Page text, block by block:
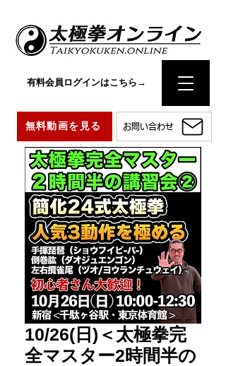
お問い合わせ
無料動画を見る
有料会員ログインはこちら→
10/26(日)＜太極拳完
全マスター2時間半の